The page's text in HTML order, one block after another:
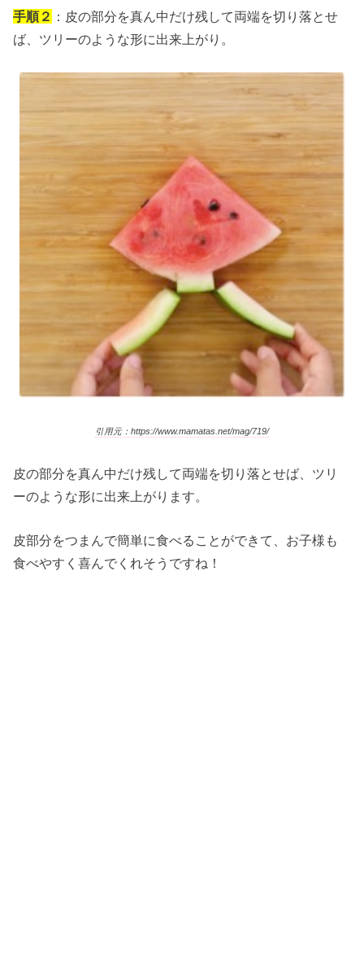
手順２ ：皮の部分を真ん中だけ残して両端を切り落とせ
ば、ツリーのような形に出来上がり。
引用元：https://www.mamatas.net/mag/719/
皮の部分を真ん中だけ残して両端を切り落とせば、ツリ
ーのような形に出来上がります。
皮部分をつまんで簡単に食べることができて、お子様も
食べやすく喜んでくれそうですね！